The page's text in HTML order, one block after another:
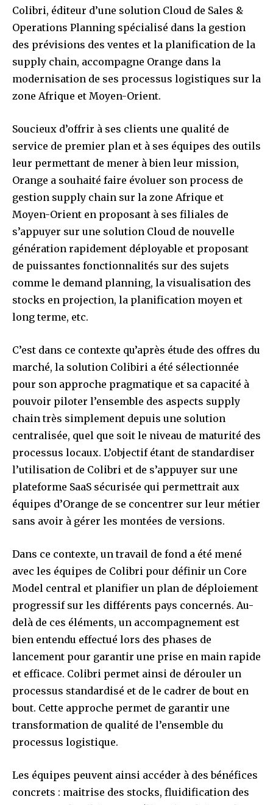
Colibri, éditeur d’une solution Cloud de Sales &
Operations Planning spécialisé dans la gestion
des prévisions des ventes et la planification de la
supply chain, accompagne Orange dans la
modernisation de ses processus logistiques sur la
zone Afrique et Moyen-Orient.
Soucieux d’offrir à ses clients une qualité de
service de premier plan et à ses équipes des outils
leur permettant de mener à bien leur mission,
Orange a souhaité faire évoluer son process de
gestion supply chain sur la zone Afrique et
Moyen-Orient en proposant à ses filiales de
s’appuyer sur une solution Cloud de nouvelle
génération rapidement déployable et proposant
de puissantes fonctionnalités sur des sujets
comme le demand planning, la visualisation des
stocks en projection, la planification moyen et
long terme, etc.
C’est dans ce contexte qu’après étude des offres du
marché, la solution Colibiri a été sélectionnée
pour son approche pragmatique et sa capacité à
pouvoir piloter l’ensemble des aspects supply
chain très simplement depuis une solution
centralisée, quel que soit le niveau de maturité des
processus locaux. L’objectif étant de standardiser
l’utilisation de Colibri et de s’appuyer sur une
plateforme SaaS sécurisée qui permettrait aux
équipes d’Orange de se concentrer sur leur métier
sans avoir à gérer les montées de versions.
Dans ce contexte, un travail de fond a été mené
avec les équipes de Colibri pour définir un Core
Model central et planifier un plan de déploiement
progressif sur les différents pays concernés. Au-
delà de ces éléments, un accompagnement est
bien entendu effectué lors des phases de
lancement pour garantir une prise en main rapide
et efficace. Colibri permet ainsi de dérouler un
processus standardisé et de le cadrer de bout en
bout. Cette approche permet de garantir une
transformation de qualité de l’ensemble du
processus logistique.
Les équipes peuvent ainsi accéder à des bénéfices
concrets : maitrise des stocks, fluidification des